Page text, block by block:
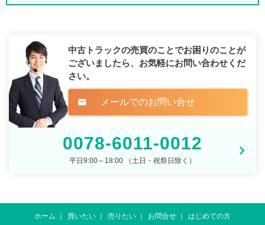
中古トラックの売買のことでお困りのことが
ございましたら、 お気軽にお問い合わせくだ
さい。
mail メールでのお問い合せ
0078-6011-0012
平日9:00～18:00 （土日・祝祭日除く）
ホーム 買いたい 売りたい お問合せ
はじめての方